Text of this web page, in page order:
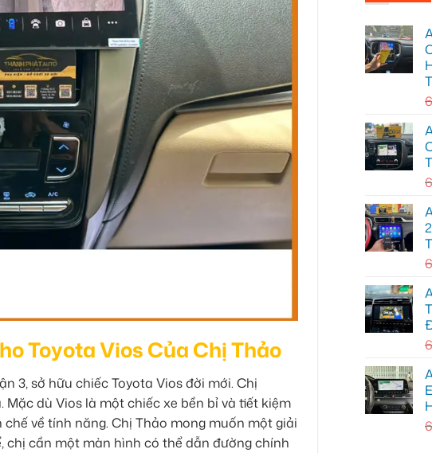
Toyota Vios Của Chị Thảo
3, sở hữu chiếc Toyota Vios đời mới. Chị
dù Vios là một chiếc xe bền bỉ và tiết kiệm
về tính năng. Chị Thảo mong muốn một giải
chị cần một màn hình có thể dẫn đường chính
Đức
cho
oto
cho
tại
để
giải
tiện
hơn